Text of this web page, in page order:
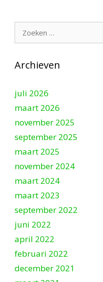
Archieven
juli 2026
maart 2026
november 2025
september 2025
maart 2025
november 2024
maart 2024
maart 2023
september 2022
juni 2022
april 2022
februari 2022
december 2021